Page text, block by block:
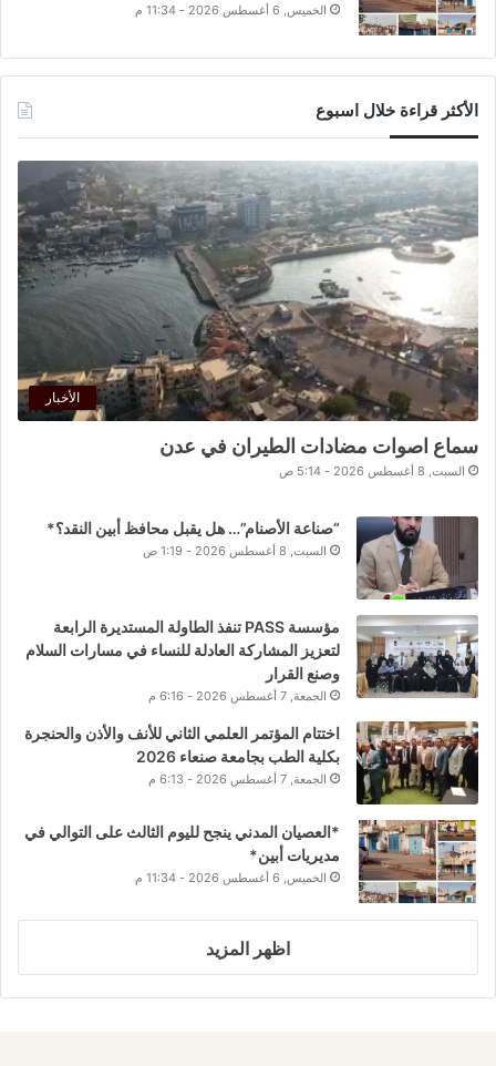
الخميس, 6 أغسطس 2026 - 11:34 م
الأكثر قراءة خلال اسبوع
الأخبار
سماع اصوات مضادات الطيران في عدن
السبت, 8 أغسطس 2026 - 5:14 ص
“صناعة الأصنام”… هل يقبل محافظ أبين النقد؟*
السبت, 8 أغسطس 2026 - 1:19 ص
مؤسسة PASS تنفذ الطاولة المستديرة الرابعة
لتعزيز المشاركة العادلة للنساء في مسارات السلام
وصنع القرار
الجمعة, 7 أغسطس 2026 - 6:16 م
اختتام المؤتمر العلمي الثاني للأنف والأذن والحنجرة
بكلية الطب بجامعة صنعاء 2026
الجمعة, 7 أغسطس 2026 - 6:13 م
*العصيان المدني ينجح لليوم الثالث على التوالي في
مديريات أبين*
الخميس, 6 أغسطس 2026 - 11:34 م
اظهر المزيد